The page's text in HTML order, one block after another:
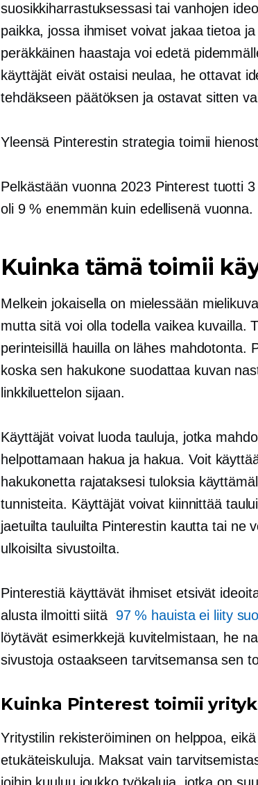
suosikkiharrastuksessasi tai vanhojen
paikka, jossa ihmiset voivat jakaa tietoa
peräkkäinen haastaja voi edetä
käyttäjät eivät ostaisi neulaa, he ottavat
tehdäkseen päätöksen ja ostavat sitten
Yleensä Pinterestin strategia toimii
Pelkästään vuonna 2023 Pinterest tuotti
oli 9 % enemmän kuin edellisenä vuonna.
Kuinka tämä toimii
Melkein jokaisella on mielessään
mutta sitä voi olla todella vaikea kuvailla.
perinteisillä hauilla on lähes mahdotonta.
koska sen hakukone suodattaa kuvan
linkkiluettelon sijaan.
Käyttäjät voivat luoda tauluja, jotka
helpottamaan hakua ja hakua. Voit
hakukonetta rajataksesi tuloksia
tunnisteita. Käyttäjät voivat kiinnittää
jaetuilta tauluilta Pinterestin kautta tai ne
ulkoisilta sivustoilta.
Pinterestiä käyttävät ihmiset etsivät
alusta ilmoitti siitä 97 % hauista ei liity
löytävät esimerkkejä kuvitelmistaan, he
sivustoja ostaakseen tarvitsemansa sen
Kuinka Pinterest toimii
Yritystilin rekisteröiminen on helppoa,
etukäteiskuluja. Maksat vain